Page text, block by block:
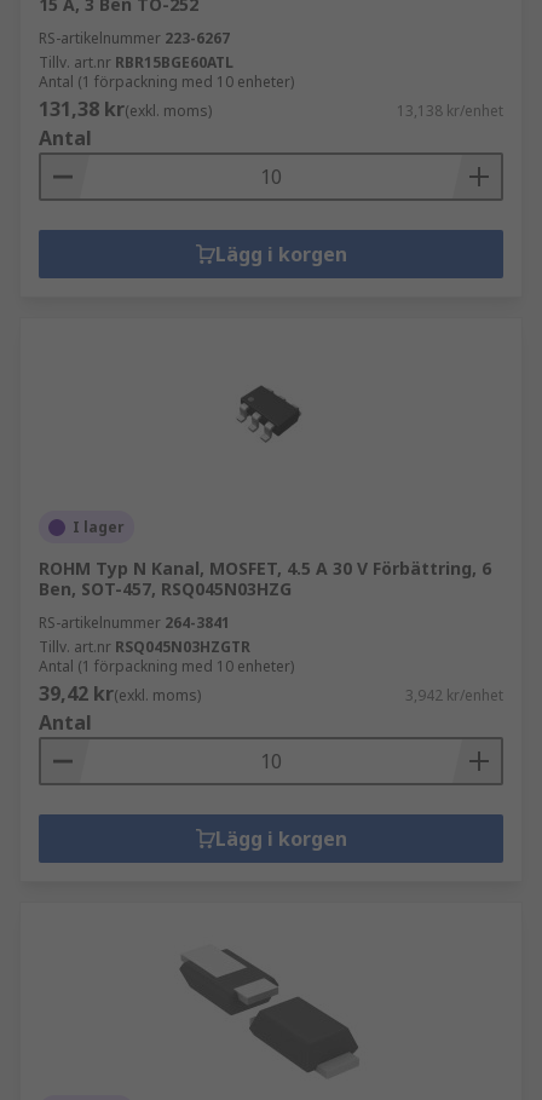
RS-artikelnummer 223-6267
Tillv. art.nr RBR15BGE60ATL
Antal (1 förpackning med 10 enheter)
131,38 kr(exkl. moms) 13,138 kr/enhet
Antal
Lägg i korgen
I lager
ROHM Typ N Kanal, MOSFET, 4.5 A 30 V Förbättring, 6
Ben, SOT-457, RSQ045N03HZG
RS-artikelnummer 264-3841
Tillv. art.nr RSQ045N03HZGTR
Antal (1 förpackning med 10 enheter)
39,42 kr(exkl. moms) 3,942 kr/enhet
Antal
Lägg i korgen